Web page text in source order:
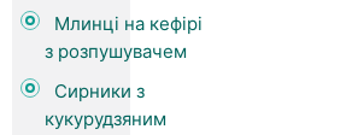
Млинці на кефірі
з розпушувачем
Сирники з
кукурудзяним